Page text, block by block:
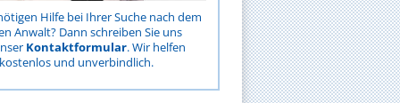
Hilfe bei Ihrer Suche nach dem
Anwalt? Dann schreiben Sie uns
Kontaktformular. Wir helfen
und unverbindlich.